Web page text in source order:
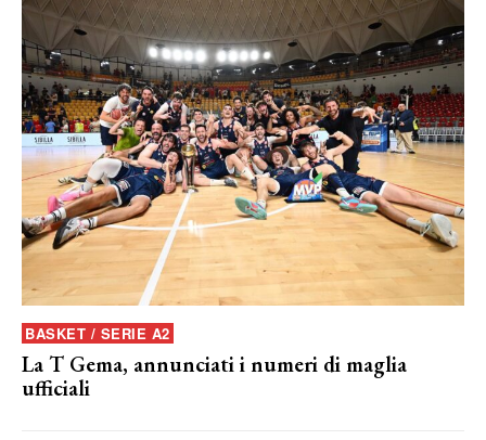
BASKET / SERIE A2
La T Gema, annunciati i numeri di maglia
ufficiali